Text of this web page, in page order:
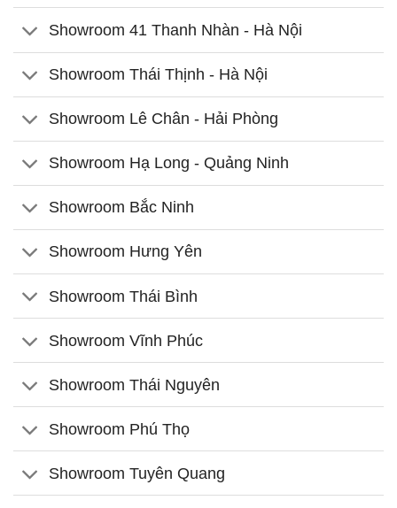
Showroom 41 Thanh Nhàn - Hà Nội
Showroom Thái Thịnh - Hà Nội
Showroom Lê Chân - Hải Phòng
Showroom Hạ Long - Quảng Ninh
Showroom Bắc Ninh
Showroom Hưng Yên
Showroom Thái Bình
Showroom Vĩnh Phúc
Showroom Thái Nguyên
Showroom Phú Thọ
Showroom Tuyên Quang